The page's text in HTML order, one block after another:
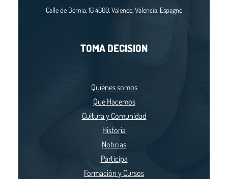
TOMA DECISION
Quiénes somos
Que Hacemos
Cultura y Comunidad
Historia
Noticias
Participa
Formación y Cursos
Calle de Bèrnia, 16 4600, Valence, Valencia, Espagne